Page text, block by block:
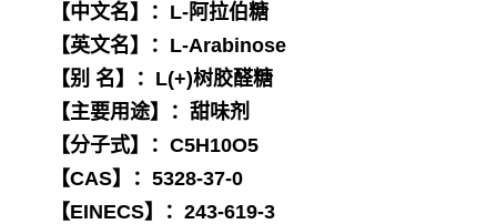
【中文名】：L-阿拉伯糖
【英文名】：L-Arabinose
【别 名】：L(+)树胶醛糖
【主要用途】：甜味剂
【分子式】：C5H10O5
【CAS】：5328-37-0
【EINECS】：243-619-3